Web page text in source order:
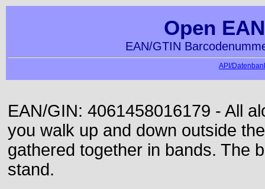
Open
EAN/GTIN
API/
EAN/GIN: 4061458016179 - All
you walk up and down outside
gathered together in bands. The
stand.